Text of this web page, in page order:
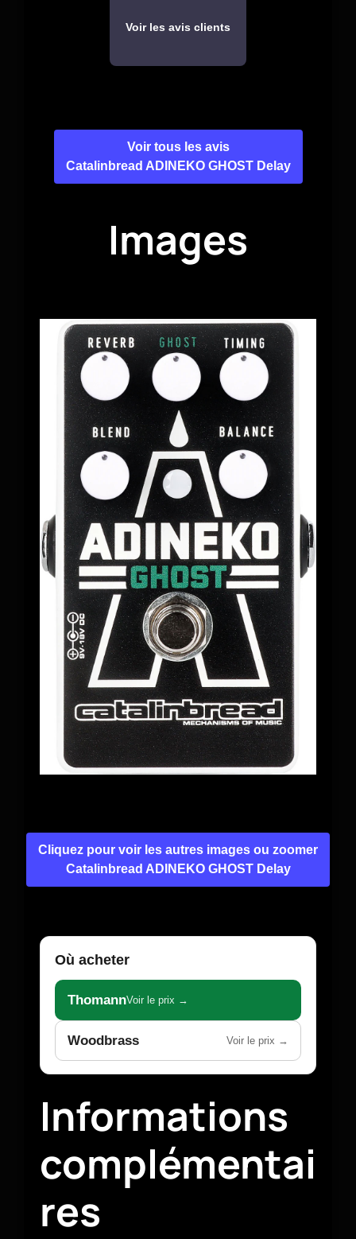
Voir les avis clients
Voir tous les avis
Catalinbread ADINEKO GHOST Delay
Images
Cliquez pour voir les autres images ou zoomer
Catalinbread ADINEKO GHOST Delay
Où acheter
ThomannVoir le prix →
Woodbrass Voir le prix →
Informations
complémentai
res